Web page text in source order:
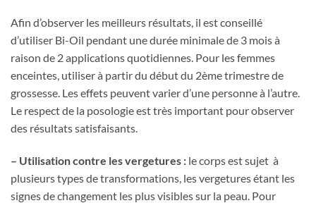
Afin d’observer les meilleurs résultats, il est conseillé
d’utiliser Bi-Oil pendant une durée minimale de 3 mois à
raison de 2 applications quotidiennes. Pour les femmes
enceintes, utiliser à partir du début du 2ème trimestre de
grossesse. Les effets peuvent varier d’une personne à l’autre.
Le respect de la posologie est très important pour observer
des résultats satisfaisants.
– Utilisation contre les vergetures : le corps est sujet à
plusieurs types de transformations, les vergetures étant les
signes de changement les plus visibles sur la peau. Pour